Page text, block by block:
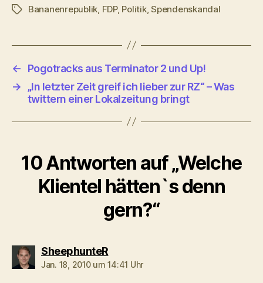
Schlagwörter
Bananenrepublik FDP, Politik,Spendenskandal
←
Pogotracks aus Terminator 2 und Up!
→
„In letzter Zeit greif ich lieber zur RZ“ – Was
twittern einer Lokalzeitung bringt
10 Antworten auf „Welche
Klientel hätten`s denn
gern?“
SheephunteRsagt:
Jan. 18, 2010 um 14:41 Uhr